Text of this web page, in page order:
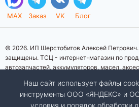
MAX Заказ VK Блог
© 2026. ИП Шерстобитов Алексей
защищены. ТСЦ - интернет-магазин по
автозапчастей, аккумуляторов, масел,
информационный характер.
стоимости, характеристик, фото, наличия
условиях не является публичной офертой,
Наш сайт использует файлы
инструменты ООО «ЯНДЕКС» и